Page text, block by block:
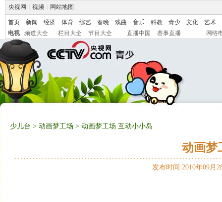
央视网 视频 网站地图
首页 新闻 经济 体育 综艺 春晚 戏曲 音乐 科教 青少 文化
艺术
电视
频道大全 栏目大全 节目大全 直播中国 赛事直播 网络
少儿台 > 动画梦工场 > 动画梦工场 互动小小岛
动画梦
发布时间:2010年09月